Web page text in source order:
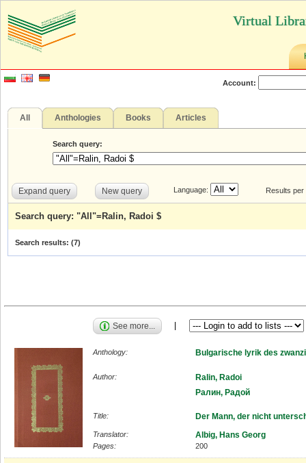
Virtual
Account:
All Anthologies Books Articles
Search query:
Expand query New query Language: Results
Search query: "All"=Ralin, Radoi $
Search results: (7)
See more...
Anthology: Bulgarische lyrik des
Author:
Ralin, Radoi
Ралин, Радой
Title: Der Mann, der nicht
Translator: Albig, Hans Georg
Pages: 200